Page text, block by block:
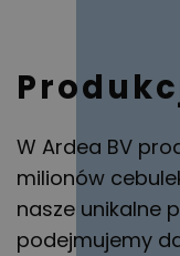
W Ardea BV
milionów
nasze unikalne
podejmujemy